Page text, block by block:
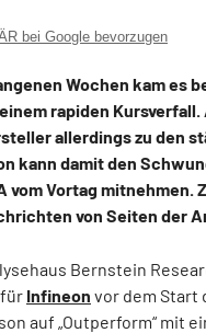
bei Google bevorzugen
Wochen kam es
rapiden
allerdings zu den
kann damit den
vom Vortag mitnehmen.
von Seiten der
Bernstein
Infineon vor dem Start
auf „Outperform“ mit